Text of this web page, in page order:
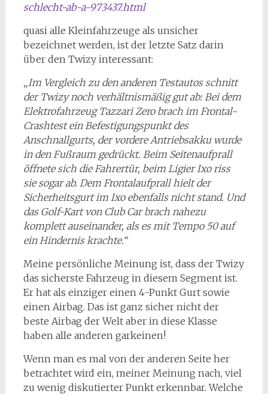
schlecht-ab-a-973437.html
quasi alle Kleinfahrzeuge als unsicher
bezeichnet werden, ist der letzte Satz darin
über den Twizy interessant:
„Im Vergleich zu den anderen Testautos schnitt
der Twizy noch verhältnismäßig gut ab: Bei dem
Elektrofahrzeug Tazzari Zero brach im Frontal-
Crashtest ein Befestigungspunkt des
Anschnallgurts, der vordere Antriebsakku wurde
in den Fußraum gedrückt. Beim Seitenaufprall
öffnete sich die Fahrertür, beim Ligier Ixo riss
sie sogar ab. Dem Frontalaufprall hielt der
Sicherheitsgurt im Ixo ebenfalls nicht stand. Und
das Golf-Kart von Club Car brach nahezu
komplett auseinander, als es mit Tempo 50 auf
ein Hindernis krachte.“
Meine persönliche Meinung ist, dass der Twizy
das sicherste Fahrzeug in diesem Segment ist.
Er hat als einziger einen 4-Punkt Gurt sowie
einen Airbag. Das ist ganz sicher nicht der
beste Airbag der Welt aber in diese Klasse
haben alle anderen garkeinen!
Wenn man es mal von der anderen Seite her
betrachtet wird ein, meiner Meinung nach, viel
zu wenig diskutierter Punkt erkennbar. Welche